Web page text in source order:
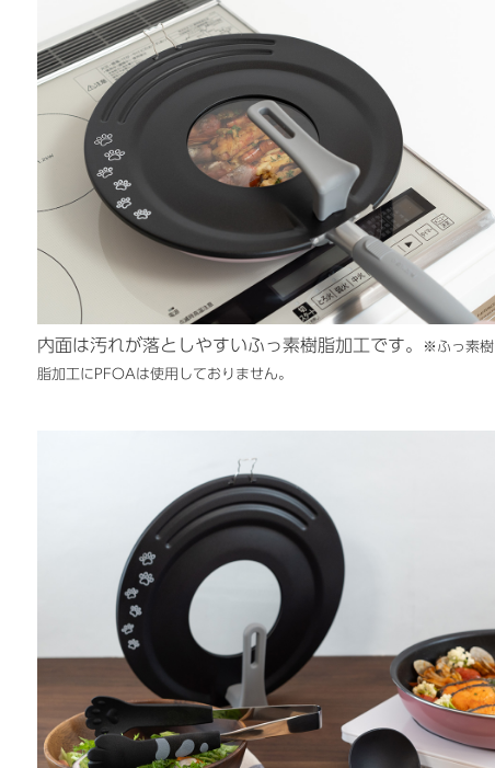
内面は汚れが落としやすいふっ素樹脂加工です。
※ふっ素樹
脂加工にPFOAは使用しておりません。